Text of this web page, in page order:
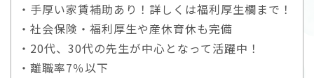
・手厚い家賃補助あり！詳しくは福利厚生欄まで！
・社会保険・福利厚生や産休育休も完備
・20代、30代の先生が中心となって活躍中！
・離職率7％以下